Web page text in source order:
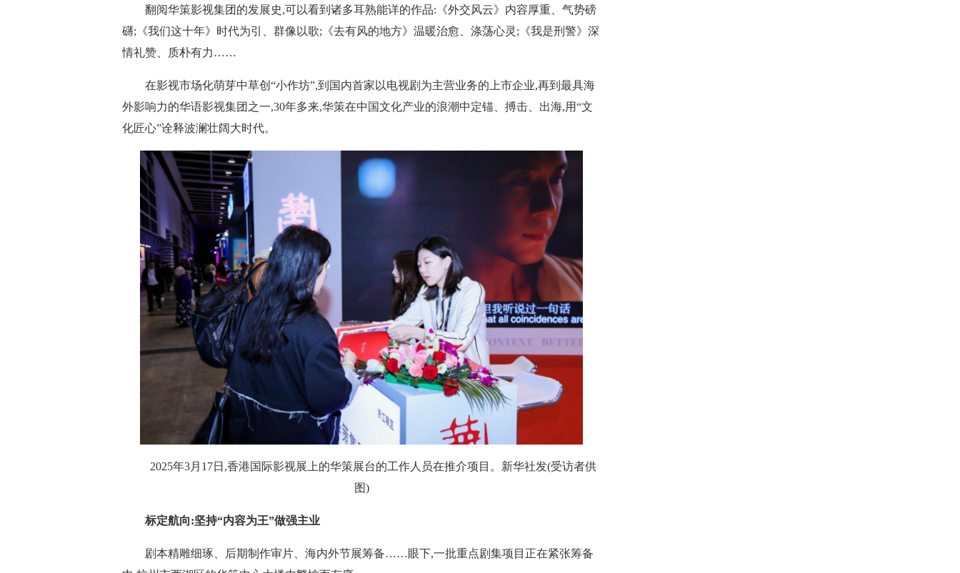
翻阅华策影视集团的发展史,可以看到诸多耳熟能详的作品:《外交风云》内容厚重、气势磅
礴;《我们这十年》时代为引、群像以歌;《去有风的地方》温暖治愈、涤荡心灵;《我是刑警》深
情礼赞、质朴有力……
在影视市场化萌芽中草创“小作坊”,到国内首家以电视剧为主营业务的上市企业,再到最具海
外影响力的华语影视集团之一,30年多来,华策在中国文化产业的浪潮中定锚、搏击、出海,用“文
化匠心”诠释波澜壮阔大时代。
2025年3月17日,香港国际影视展上的华策展台的工作人员在推介项目。新华社发(受访者供
图)
标定航向:坚持“内容为王”做强主业
剧本精雕细琢、后期制作审片、海内外节展筹备……眼下,一批重点剧集项目正在紧张筹备